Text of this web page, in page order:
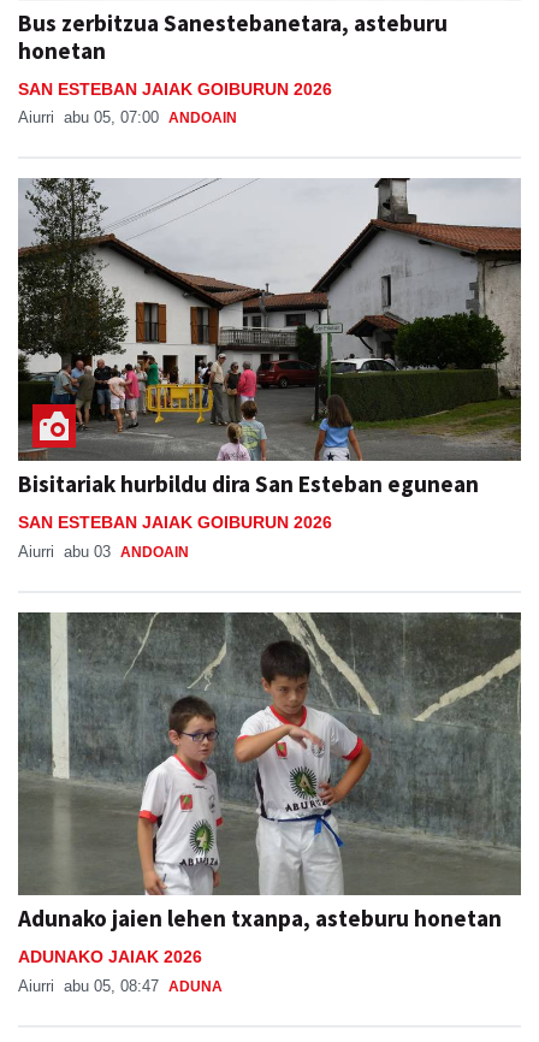
Bus zerbitzua Sanestebanetara, asteburu
honetan
SAN ESTEBAN JAIAK GOIBURUN 2026
Aiurri abu 05, 07:00 ANDOAIN
Bisitariak hurbildu dira San Esteban egunean
SAN ESTEBAN JAIAK GOIBURUN 2026
Aiurri abu 03 ANDOAIN
Adunako jaien lehen txanpa, asteburu honetan
ADUNAKO JAIAK 2026
Aiurri abu 05, 08:47 ADUNA